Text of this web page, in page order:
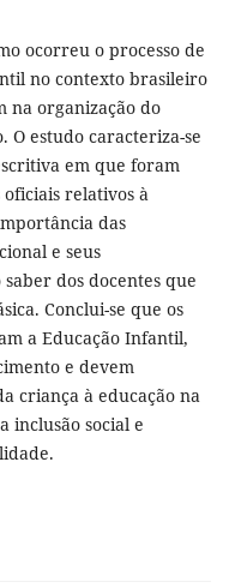
ocorreu o processo de
no contexto brasileiro
na organização do
estudo caracteriza-se
em que foram
relativos à
das
e seus
dos docentes que
Conclui-se que os
a Educação Infantil,
e devem
criança à educação na
inclusão social e